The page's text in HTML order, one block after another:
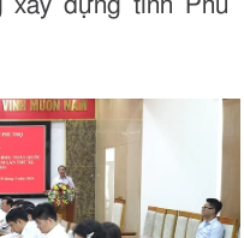
xây dựng tỉnh Phú